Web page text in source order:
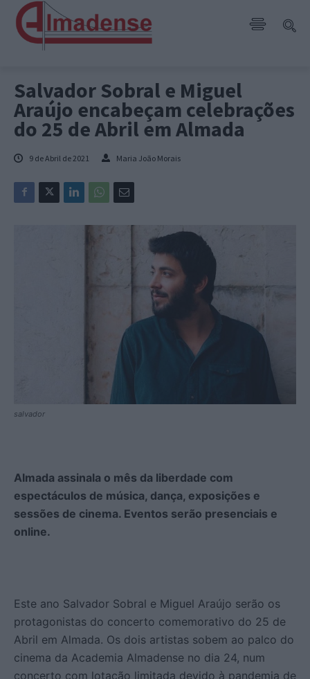
Salvador Sobral e Miguel
Araújo encabeçam celebrações
do 25 de Abril em Almada
9 de Abril de 2021 Maria João Morais
salvador
Almada assinala o mês da liberdade com
espectáculos de música, dança, exposições e
sessões de cinema. Eventos serão presenciais e
online.
Este ano Salvador Sobral e Miguel Araújo serão os
protagonistas do concerto comemorativo do 25 de
Abril em Almada. Os dois artistas sobem ao palco do
cinema da Academia Almadense no dia 24, num
concerto com lotação limitada devido à pandemia de